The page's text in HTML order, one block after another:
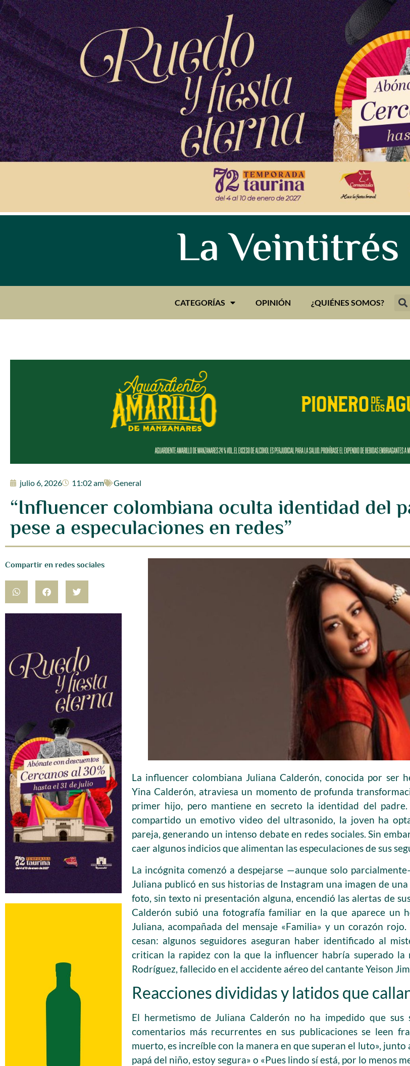
La Veintitrés
CATEGORÍAS OPINIÓN ¿QUIÉNES SOMOS?
julio 6, 2026 11:02 am General
“Influencer colombiana oculta identidad del
pese a especulaciones en redes”
Compartir en redes sociales
La influencer colombiana Juliana Calderón, conocida por ser
Yina Calderón, atraviesa un momento de profunda
primer hijo, pero mantiene en secreto la identidad del
compartido un emotivo video del ultrasonido, la joven ha
pareja, generando un intenso debate en redes sociales. Sin
caer algunos indicios que alimentan las especulaciones de sus
La incógnita comenzó a despejarse —aunque solo
Juliana publicó en sus historias de Instagram una imagen de
foto, sin texto ni presentación alguna, encendió las alertas de
Calderón subió una fotografía familiar en la que aparece un
Juliana, acompañada del mensaje «Familia» y un corazón
cesan: algunos seguidores aseguran haber identificado al
critican la rapidez con la que la influencer habría superado la
Rodríguez, fallecido en el accidente aéreo del cantante Yeison
Reacciones divididas y latidos que
El hermetismo de Juliana Calderón no ha impedido que sus
comentarios más recurrentes en sus publicaciones se leen
muerto, es increíble con la manera en que superan el luto», junto
papá del niño, estoy segura» o «Pues lindo sí está, por lo menos